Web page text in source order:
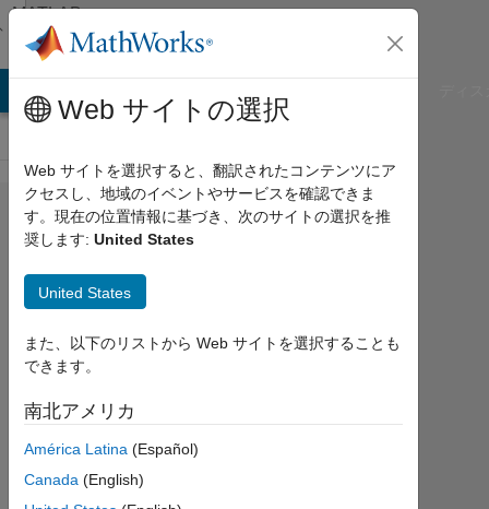
コンテンツへスキップ
MATLAB
Answers
how
to
detect
angle
of an
image
Tony
3 月
Web サイトの選択
Web サイトを選択すると、翻訳されたコンテンツにア
クセスし、地域のイベントやサービスを確認できま
す。現在の位置情報に基づき、次のサイトの選択を推
奨します: United States
United States
また、以下のリストから Web サイトを選択することも
できます。
南北アメリカ
América Latina (Español)
Canada (English)